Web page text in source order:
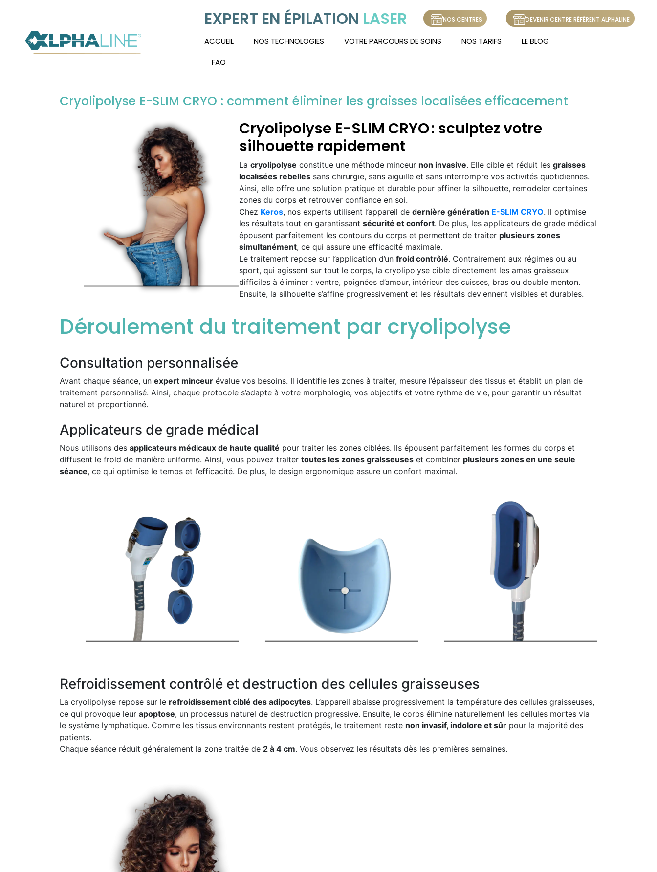
EXPERT EN ÉPILATION LASER NOS CENTRES DEVENIR CENTRE RÉFÉRENT ALPHALINE
ACCUEIL NOS TECHNOLOGIES VOTRE PARCOURS DE SOINS NOS TARIFS LE BLOG
FAQ
Cryolipolyse E-SLIM CRYO : comment éliminer les graisses localisées efficacement
Cryolipolyse E-SLIM CRYO : sculptez votre
silhouette rapidement
La cryolipolyse constitue une méthode minceur non invasive. Elle cible et réduit les graisses
localisées rebellessans chirurgie, sans aiguille et sans interrompre vos activités quotidiennes.
Ainsi, elle offre une solution pratique et durable pour affiner la silhouette, remodeler certaines
zones du corps et retrouver confiance en soi.
Chez Keros, nos experts utilisent l’appareil de dernière génération E-SLIM CRYO. Il optimise
les résultats tout en garantissant sécurité et confort. De plus, les applicateurs de grade médical
épousent parfaitement les contours du corps et permettent de traiter plusieurs zones
simultanément, ce qui assure une efficacité maximale.
Le traitement repose sur l’application d’un froid contrôlé. Contrairement aux régimes ou au
sport, qui agissent sur tout le corps, la cryolipolyse cible directement les amas graisseux
difficiles à éliminer : ventre, poignées d’amour, intérieur des cuisses, bras ou double menton.
Ensuite, la silhouette s’affine progressivement et les résultats deviennent visibles et durables.
Déroulement du traitement par cryolipolyse
Consultation personnalisée
Avant chaque séance, un expert minceur évalue vos besoins. Il identifie les zones à traiter, mesure l’épaisseur des tissus et établit un plan de
traitement personnalisé. Ainsi, chaque protocole s’adapte à votre morphologie, vos objectifs et votre rythme de vie, pour garantir un résultat
naturel et proportionné.
Applicateurs de grade médical
Nous utilisons des applicateurs médicaux de haute qualité pour traiter les zones ciblées. Ils épousent parfaitement les formes du corps et
diffusent le froid de manière uniforme. Ainsi, vous pouvez traiter toutes les zones graisseuses et combiner plusieurs zones en une seule
séance, ce qui optimise le temps et l’efficacité. De plus, le design ergonomique assure un confort maximal.
Refroidissement contrôlé et destruction des cellules graisseuses
La cryolipolyse repose sur le refroidissement ciblé des adipocytes. L’appareil abaisse progressivement la température des cellules graisseuses,
ce qui provoque leur apoptose, un processus naturel de destruction progressive. Ensuite, le corps élimine naturellement les cellules mortes via
le système lymphatique. Comme les tissus environnants restent protégés, le traitement reste non invasif, indolore et sûr pour la majorité des
patients.
Chaque séance réduit généralement la zone traitée de 2 à 4 cm. Vous observez les résultats dès les premières semaines.